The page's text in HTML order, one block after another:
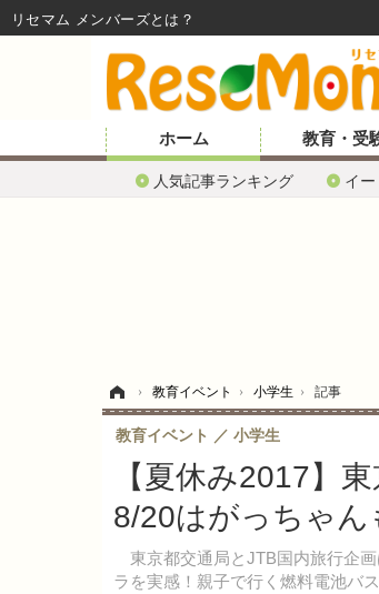
ホーム
人気記事ランキング イー
教育・受
› 教育イベント › 小学生 › 記事
【夏休み2017】
8/20はがっちゃん
東京都交通局とJTB国内旅行企画
ラを実感！親子で行く燃料電池バ
教育イベント 小学生
リセマム メンバーズ